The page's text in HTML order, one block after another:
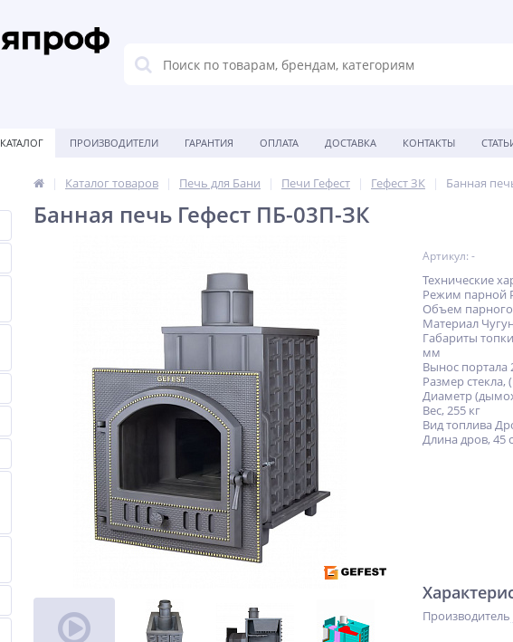
КАТАЛОГ ПРОИЗВОДИТЕЛИ ГАРАНТИЯ ОПЛАТА ДОСТАВКА КОНТАКТЫ
Каталог товаров Печь для Бани Печи Гефест Гефест ЗК Банная
Банная печь Гефест ПБ-03П-ЗК
Артикул: -
Технические
Режим парной
Объем
Материал Чугун
Габариты
мм
Вынос портала
Размер
Диаметр
Вес, 255 кг
Вид топлива
Длина дров, 45
Производитель